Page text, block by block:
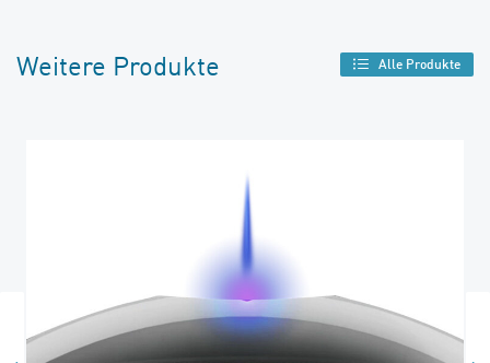
Weitere Produkte Alle Produkte